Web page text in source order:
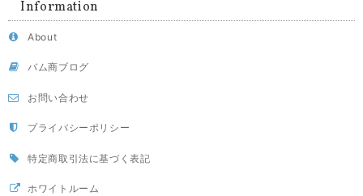
Information
About
バム商ブログ
お問い合わせ
プライバシーポリシー
特定商取引法に基づく表記
ホワイトルーム